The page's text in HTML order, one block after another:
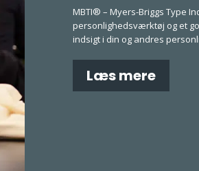
MBTI® – Myers-Briggs Type
personlighedsværktøj og et
indsigt i din og andres
Læs mere